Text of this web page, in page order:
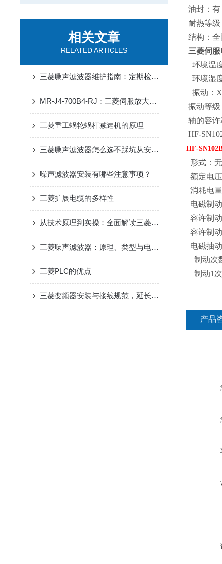
相关文章
RELATED ARTICLES
三菱噪声滤波器维护指南：定期检查、清洁与延长使用寿命的关键技巧
MR-J4-700B4-RJ：三菱伺服放大器的高效能解决方案
三菱重工蜗轮蜗杆减速机的原理
三菱噪声滤波器怎么选不踩坑从安装环境到兼容性这些关键参数要关注
噪声滤波器安装有哪些注意事项？
三菱扩展电缆的多样性
从技术原理到实操：全面解读三菱伺服驱动器的性能优势
三菱噪声滤波器：原理、类型与电磁干扰抑制核心优势解析
三菱PLC的优点
三菱变频器安装与接线规范，延长设备寿命要点
油封：有
耐热等级
结构：全
三菱伺服
环境温
环境湿
振动：X
振动等级
轴的容许
HF-
HF-
形式：
额定电
消耗电
电磁制
容许制
容许制
电磁抽
制动次
制动1次
产品